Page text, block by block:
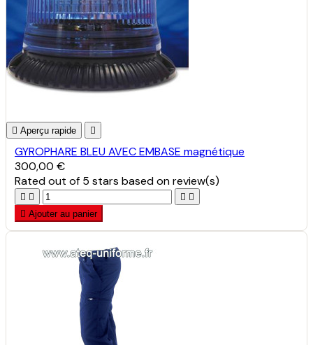
 Aperçu rapide 
GYROPHARE BLEU AVEC EMBASE magnétique
300,00 €
Ratedout of 5 stars based onreview(s)
   
 Ajouter au panier